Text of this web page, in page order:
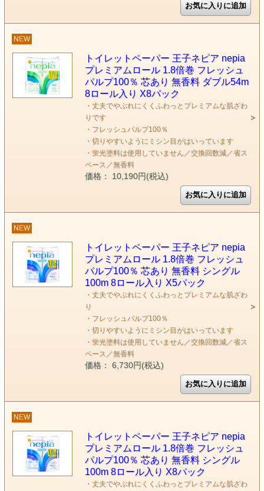
NEW
トイレットペーパー 王子ネピア nepia
プレミアムロール 1.8倍巻 フレッシュ
パルプ100％ 芯あり 無香料 ダブル54m
8ロール入り X8パック
・丈夫でやぶれにくくふわっとプレミアムな肌ざわ
りです
・フレッシュパルプ100％
・切りやすいようにミシン目がはいっています
・蛍光塗料は使用していません／交換回数減／省ス
ペース／無香料
価格： 10,190円(税込)
NEW
トイレットペーパー 王子ネピア nepia
プレミアムロール 1.8倍巻 フレッシュ
パルプ100％ 芯あり 無香料 シングル
100m 8ロール入り X5パック
・丈夫でやぶれにくくふわっとプレミアムな肌ざわ
り
・フレッシュパルプ100％
・切りやすいようにミシン目がはいっています
・蛍光塗料は使用していません／交換回数減／省ス
ペース／無香料
価格： 6,730円(税込)
NEW
トイレットペーパー 王子ネピア nepia
プレミアムロール 1.8倍巻 フレッシュ
パルプ100％ 芯あり 無香料 シングル
100m 8ロール入り X8パック
・丈夫でやぶれにくくふわっとプレミアムな肌ざわ